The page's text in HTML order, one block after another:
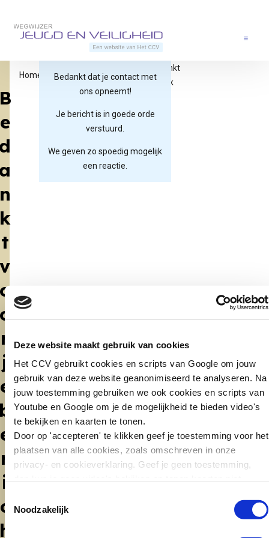
Deze website maakt gebruik van cookies
Het CCV gebruikt cookies en scripts van Google om jouw
gebruik van deze website geanonimiseerd te analyseren. Na
jouw toestemming gebruiken we ook cookies en scripts van
Youtube en Google om je de mogelijkheid te bieden video's
te bekijken en kaarten te tonen.
Door op 'accepteren' te klikken geef je toestemming voor het
plaatsen van alle cookies, zoals omschreven in onze
privacy- en cookieverklaring. Geef je geen toestemming,
Noodzakelijk
Terug naar de startpagina
e
t
v
r
j
e
e
r
i
c
Home Contact Bedankt
Bedankt
anniek
Bedankt dat je contact met
ons opneemt!
Je bericht is in goede orde
verstuurd.
We geven zo spoedig mogelijk
een reactie.